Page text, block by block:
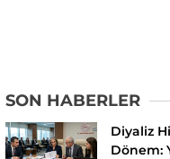
SON HABERLER
Diyaliz
Dönem: